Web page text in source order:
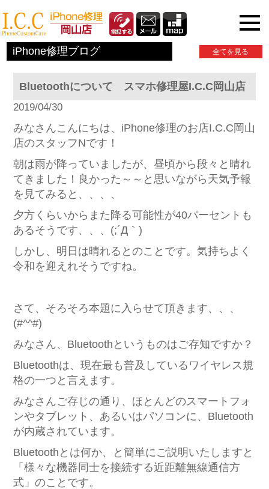
iPhone修理ブログ 全てを見る
Bluetoothについて スマホ修理屋I.C.C岡山店
2019/04/30
みなさんこんにちは、iPhone修理のお店I.C.C岡山
店のスタッフNです！
朝は雨が降っていましたが、昼頃から段々と晴れ
てきました！良かった～～と思いながら天気予報
を見てみると、、、、
夕方くらいからまた降る可能性が40パーセントも
あるそうです、、、(;´Д｀)
しかし、明日は晴れるとのことです。気持ちよく
令和を迎えれそうですね。
さて、そろそろ本題に入らせて頂きます、、、
(#^^#)
みなさん、Bluetoothというものはご存知ですか？
Bluetoothは、現在最も普及しているワイヤレス規
格の一つと言えます。
みなさんご存じの通り、ほとんどのスマートフォ
ンやタブレット、あるいはパソコンに、Bluetooth
が内蔵されています。
Bluetoothとは何か、と簡単にご説明いたしますと
「様々な機器同士を接続する近距離無線通信方
式」のことです。